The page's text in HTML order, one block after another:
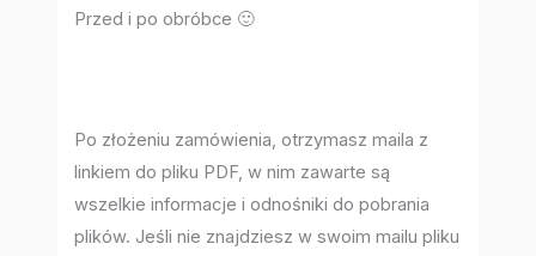
Przed i po obróbce 🙂
Po złożeniu zamówienia, otrzymasz maila z
linkiem do pliku PDF, w nim zawarte są
wszelkie informacje i odnośniki do pobrania
plików. Jeśli nie znajdziesz w swoim mailu pliku